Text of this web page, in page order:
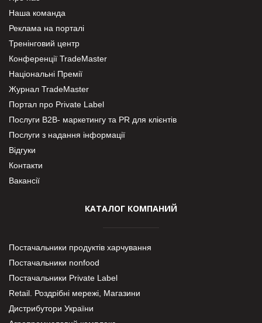
Наша команда
Реклама на порталі
Тренінговий центр
Конференції TradeMaster
Національні Премії
Журнал TradeMaster
Портал про Private Label
Послуги В2В- маркетингу та PR для клієнтів
Послуги з надання інформації
Відгуки
Контакти
Вакансії
КАТАЛОГ КОМПАНИЙ
Постачальники продуктів харчування
Постачальники nonfood
Постачальники Private Label
Retail. Роздрібні мережі, Магазини
Дистрибутори України